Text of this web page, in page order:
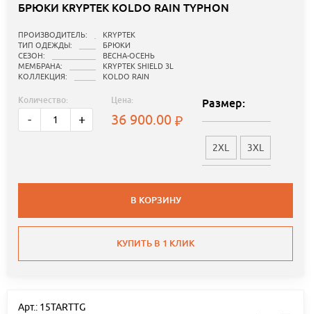
БРЮКИ KRYPTEK KOLDO RAIN TYPHON
ПРОИЗВОДИТЕЛЬ:
KRYPTEK
ТИП ОДЕЖДЫ:
БРЮКИ
СЕЗОН:
ВЕСНА-ОСЕНЬ
МЕМБРАНА:
KRYPTEK SHIELD 3L
КОЛЛЕКЦИЯ:
KOLDO RAIN
Количество:
- +
Цена:
36 900.00
Размер:
2XL 3XL
В КОРЗИНУ
КУПИТЬ В 1 КЛИК
Арт.: 15TARTTG